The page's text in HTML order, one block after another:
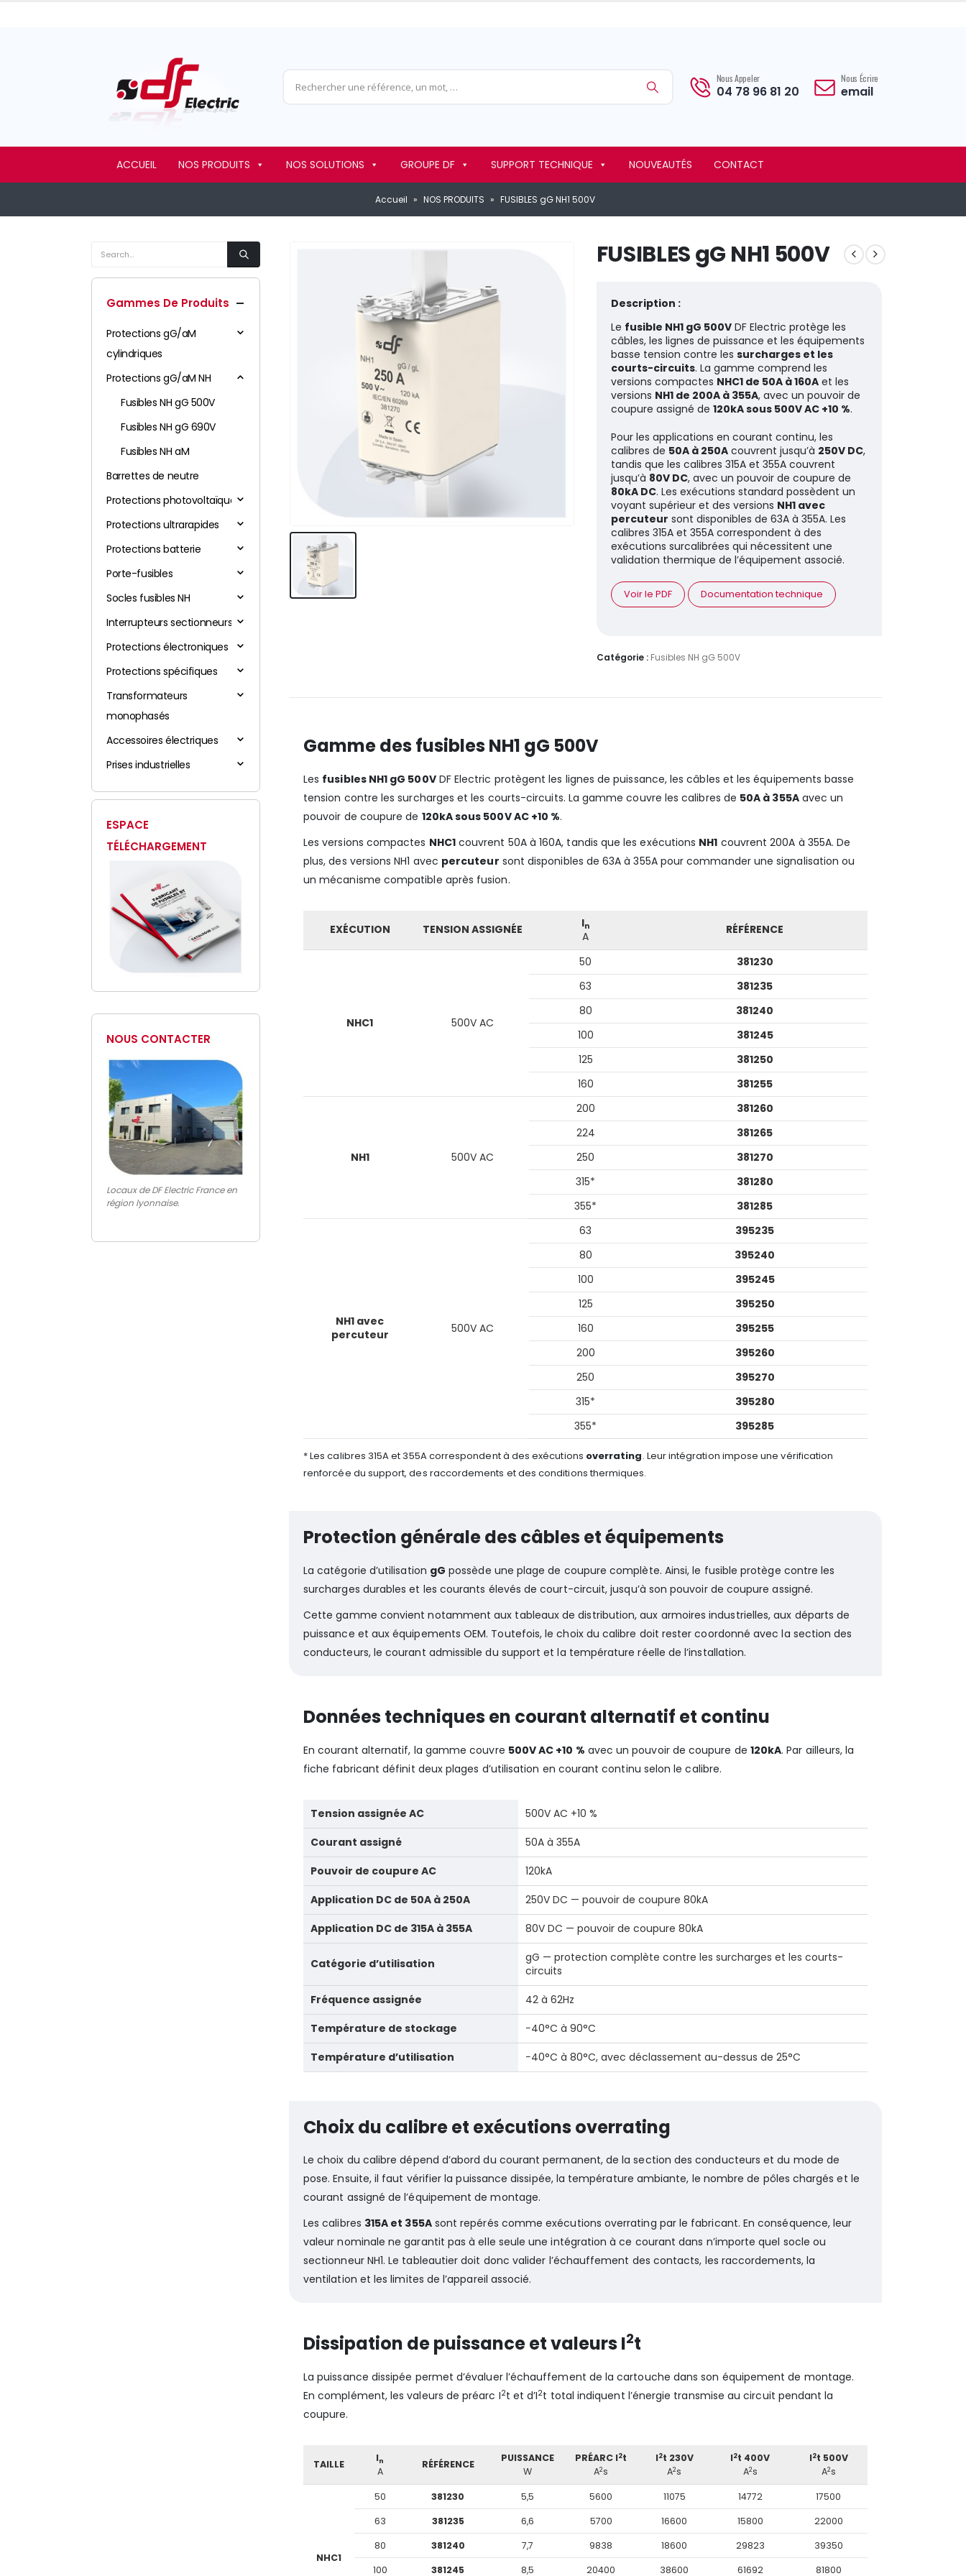
Nous Appeler
04 78 96 81 20
Nous Écrire
email
ACCUEIL NOS PRODUITS NOS SOLUTIONS GROUPE DF SUPPORT TECHNIQUE NOUVEAUTÉS CONTACT
Accueil » NOS PRODUITS » FUSIBLES gG NH1 500V
FUSIBLES gG NH1 500V
Description :
Le fusible NH1 gG 500VDF Electric protège les
câbles, les lignes de puissance et les équipements
basse tension contre les surcharges et les
courts-circuits. La gamme comprend les
versions compactes NHC1 de 50A à 160Aet les
versions NH1 de 200A à 355A, avec un pouvoir de
coupure assigné de 120kA sous 500V AC +10 %.
Pour les applications en courant continu, les
calibres de 50A à 250Acouvrent jusqu’à 250V DC,
tandis que les calibres 315A et 355A couvrent
jusqu’à 80V DC, avec un pouvoir de coupure de
80kA DC. Les exécutions standard possèdent un
voyant supérieur et des versions NH1 avec
percuteur sont disponibles de 63A à 355A. Les
calibres 315A et 355A correspondent à des
exécutions surcalibrées qui nécessitent une
validation thermique de l’équipement associé.
Voir le PDF Documentation technique
Catégorie : Fusibles NH gG 500V
Gamme des fusibles NH1 gG 500V
Les fusibles NH1 gG 500VDF Electric protègent les lignes de puissance, les câbles et les équipements basse
tension contre les surcharges et les courts-circuits. La gamme couvre les calibres de 50A à 355Aavec un
pouvoir de coupure de 120kA sous 500V AC +10 %.
Les versions compactes NHC1couvrent 50A à 160A, tandis que les exécutions NH1 couvrent 200A à 355A. De
plus, des versions NH1 avec percuteur sont disponibles de 63A à 355A pour commander une signalisation ou
un mécanisme compatible après fusion.
EXÉCUTION TENSION ASSIGNÉE In
A RÉFÉRENCE
NHC1 500V AC
50
381230
63
381235
80
381240
100
381245
125
381250
160
381255
NH1 500V AC
200
381260
224
381265
250
381270
315*
381280
355*
381285
NH1 avec
percuteur
500V AC
63
395235
80
395240
100
395245
125
395250
160
395255
200
395260
250
395270
315*
395280
355*
395285
* Les calibres 315A et 355A correspondent à des exécutions overrating. Leur intégration impose une vérification
renforcée du support, des raccordements et des conditions thermiques.
Protection générale des câbles et équipements
La catégorie d’utilisation gG possède une plage de coupure complète. Ainsi, le fusible protège contre les
surcharges durables et les courants élevés de court-circuit, jusqu’à son pouvoir de coupure assigné.
Cette gamme convient notamment aux tableaux de distribution, aux armoires industrielles, aux départs de
puissance et aux équipements OEM. Toutefois, le choix du calibre doit rester coordonné avec la section des
conducteurs, le courant admissible du support et la température réelle de l’installation.
Données techniques en courant alternatif et continu
En courant alternatif, la gamme couvre 500V AC +10 % avec un pouvoir de coupure de 120kA. Par ailleurs, la
fiche fabricant définit deux plages d’utilisation en courant continu selon le calibre.
Tension assignée AC
500V AC +10 %
Courant assigné
50A à 355A
Pouvoir de coupure AC
120kA
Application DC de 50A à 250A
250V DC — pouvoir de coupure 80kA
Application DC de 315A à 355A
80V DC — pouvoir de coupure 80kA
Catégorie d’utilisation
gG — protection complète contre les surcharges et les courts-
circuits
Fréquence assignée
42 à 62Hz
Température de stockage
−40°C à 90°C
Température d’utilisation
−40°C à 80°C, avec déclassement au-dessus de 25°C
Choix du calibre et exécutions overrating
Le choix du calibre dépend d’abord du courant permanent, de la section des conducteurs et du mode de
pose. Ensuite, il faut vérifier la puissance dissipée, la température ambiante, le nombre de pôles chargés et le
courant assigné de l’équipement de montage.
Les calibres 315A et 355Asont repérés comme exécutions overrating par le fabricant. En conséquence, leur
valeur nominale ne garantit pas à elle seule une intégration à ce courant dans n’importe quel socle ou
sectionneur NH1. Le tableautier doit donc valider l’échauffement des contacts, les raccordements, la
ventilation et les limites de l’appareil associé.
Dissipation de puissance et valeurs I2t
La puissance dissipée permet d’évaluer l’échauffement de la cartouche dans son équipement de montage.
En complément, les valeurs de préarc I2t et d’I2t total indiquent l’énergie transmise au circuit pendant la
coupure.
TAILLE
In
A
RÉFÉRENCE
PUISSANCE
W
PRÉARC I2t
A2s
I2t 230V
A2s
I2t 400V
A2s
I2t 500V
A2s
NHC1
50 381230 5,5 5600 11075 14772
17500
63
381235 6,6 5700 16600 15800
22000
80
381240 7,7 9838 18600 29823
39350
100
381245 8,5 20400 38600 61692 81800
Gammes De Produits
Protections gG/aM
cylindriques
Protections gG/aM NH
Fusibles NH gG 500V
Fusibles NH gG 690V
Fusibles NH aM
Barrettes de neutre
Protections photovoltaïques
Protections ultrarapides
Protections batterie
Porte-fusibles
Socles fusibles NH
Interrupteurs sectionneurs
Protections électroniques
Protections spécifiques
Transformateurs
monophasés
Accessoires électriques
Prises industrielles
ESPACE
TÉLÉCHARGEMENT
NOUS CONTACTER
Locaux de DF Electric France en
région lyonnaise.